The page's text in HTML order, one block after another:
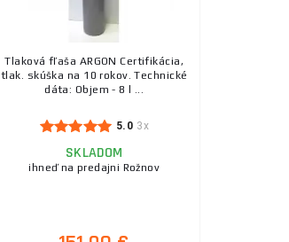
Tlaková fľaša ARGON Certifikácia,
tlak. skúška na 10 rokov. Technické
dáta: Objem - 8 l ...
5.0 3x
SKLADOM
ihneď na predajni Rožnov